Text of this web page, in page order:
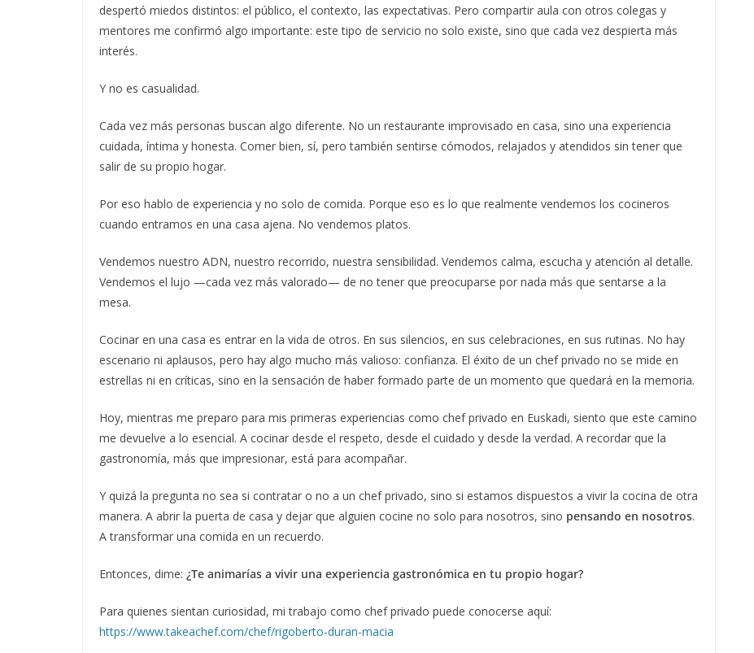
despertó miedos distintos: el público, el contexto, las expectativas. Pero compartir aula con otros colegas y
mentores me confirmó algo importante: este tipo de servicio no solo existe, sino que cada vez despierta más
interés.
Y no es casualidad.
Cada vez más personas buscan algo diferente. No un restaurante improvisado en casa, sino una experiencia
cuidada, íntima y honesta. Comer bien, sí, pero también sentirse cómodos, relajados y atendidos sin tener que
salir de su propio hogar.
Por eso hablo de experiencia y no solo de comida. Porque eso es lo que realmente vendemos los cocineros
cuando entramos en una casa ajena. No vendemos platos.
Vendemos nuestro ADN, nuestro recorrido, nuestra sensibilidad. Vendemos calma, escucha y atención al detalle.
Vendemos el lujo —cada vez más valorado— de no tener que preocuparse por nada más que sentarse a la
mesa.
Cocinar en una casa es entrar en la vida de otros. En sus silencios, en sus celebraciones, en sus rutinas. No hay
escenario ni aplausos, pero hay algo mucho más valioso: confianza. El éxito de un chef privado no se mide en
estrellas ni en críticas, sino en la sensación de haber formado parte de un momento que quedará en la memoria.
Hoy, mientras me preparo para mis primeras experiencias como chef privado en Euskadi, siento que este camino
me devuelve a lo esencial. A cocinar desde el respeto, desde el cuidado y desde la verdad. A recordar que la
gastronomía, más que impresionar, está para acompañar.
Y quizá la pregunta no sea si contratar o no a un chef privado, sino si estamos dispuestos a vivir la cocina de otra
manera. A abrir la puerta de casa y dejar que alguien cocine no solo para nosotros, sino pensando en nosotros.
A transformar una comida en un recuerdo.
Entonces, dime: ¿Te animarías a vivir una experiencia gastronómica en tu propio hogar?
Para quienes sientan curiosidad, mi trabajo como chef privado puede conocerse aquí:
https://www.takeachef.com/chef/rigoberto-duran-macia